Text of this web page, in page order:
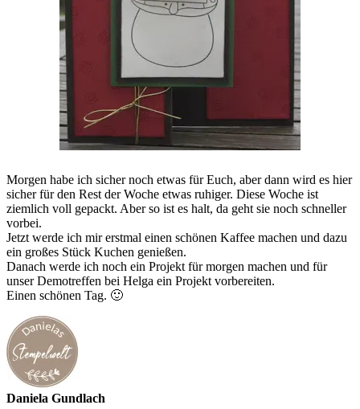
Morgen habe ich sicher noch etwas für Euch, aber dann wird es hier
sicher für den Rest der Woche etwas ruhiger. Diese Woche ist
ziemlich voll gepackt. Aber so ist es halt, da geht sie noch schneller
vorbei.
Jetzt werde ich mir erstmal einen schönen Kaffee machen und dazu
ein großes Stück Kuchen genießen.
Danach werde ich noch ein Projekt für morgen machen und für
unser Demotreffen bei Helga ein Projekt vorbereiten.
Einen schönen Tag. 🙂
Daniela Gundlach